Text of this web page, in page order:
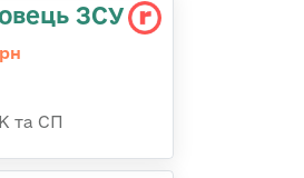
ЗСУ
та СП